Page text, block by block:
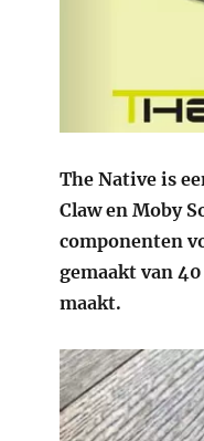
The Native is
Claw en Moby
componenten
gemaakt van
maakt.